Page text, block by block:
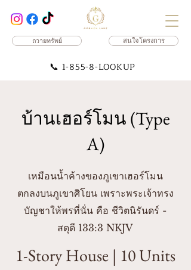
ถวายทรัพย์ สนใจโครงการ
📞 1-855-8-LOOKUP
บ้านเฮอร์โมน (Type
A)
เหมือนน้ำค้างของภูเขาเฮอร์โมน
ตกลงบนภูเขาศิโยน เพราะพระเจ้าทรง
บัญชาให้พรที่นั่น คือ ชีวิตนิรันดร์ -
สดุดี 133:3 NKJV
1-Story House | 10 Units